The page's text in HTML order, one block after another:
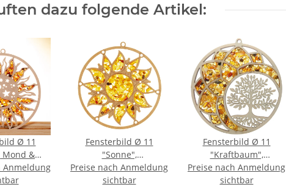
dazu folgende Artikel:
Ø 11
Mond &
Birke
Anmeldung
Fensterbild Ø 11
"Sonne",
Bernstein/Birke
Preise nach Anmeldung
sichtbar
Fensterbild Ø 11
"Kraftbaum",
Bernstein/Birke
Preise nach Anmeldung
sichtbar